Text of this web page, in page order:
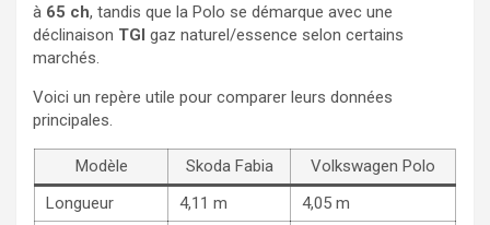
à 65 ch, tandis que la Polo se démarque avec une
déclinaison TGI gaz naturel/essence selon certains
marchés.
Voici un repère utile pour comparer leurs données
principales.
Modèle Skoda Fabia
Volkswagen Polo
Longueur
4,11 m
4,05 m